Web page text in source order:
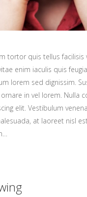
tortor quis tellus facilisis
enim iaculis quis
lorem sed dignissim.
in vel lorem. Nulla
elit. Vestibulum
at laoreet nisl